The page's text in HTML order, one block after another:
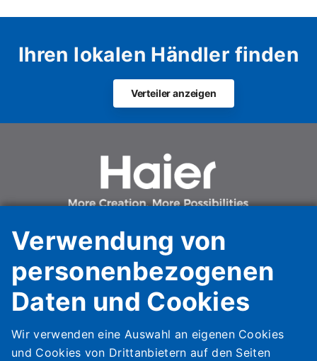
Ihren lokalen Händler finden
Verteiler anzeigen
Haier HVAC Solutions Italy Spa Unipersonale
Via Marconi, 96
31020 Revine Lago (TV)
Italy
Verwendung von
personenbezogenen
Daten und Cookies
Wir verwenden eine Auswahl an eigenen Cookies
und Cookies von Drittanbietern auf den Seiten